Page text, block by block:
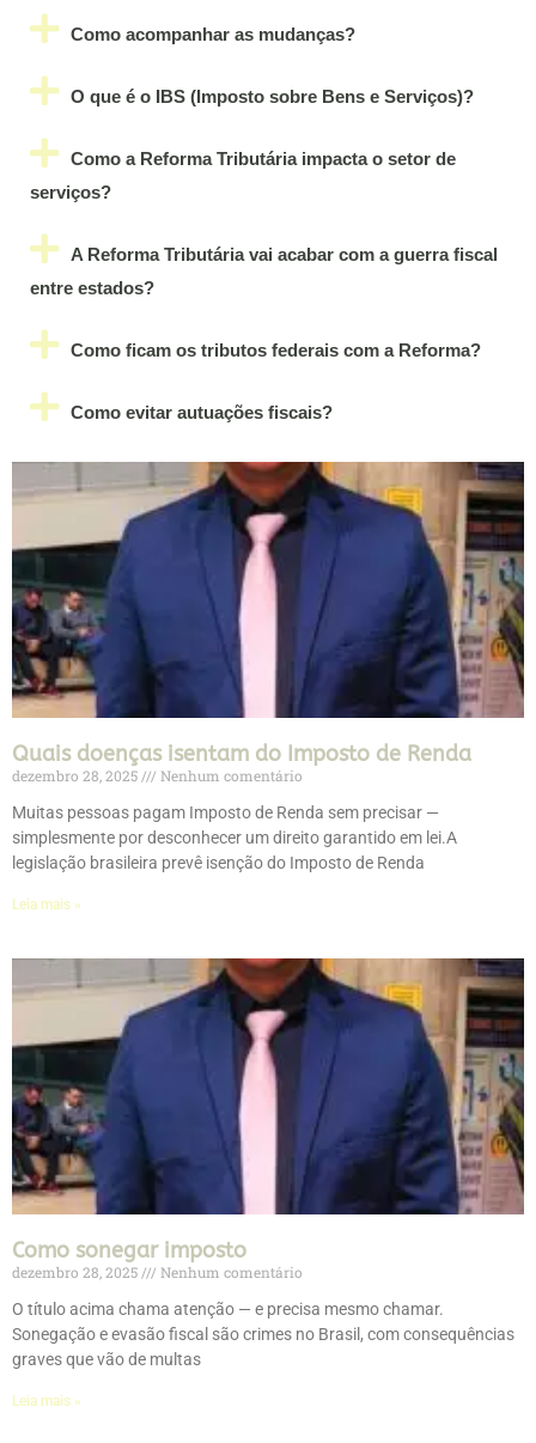
Como acompanhar as mudanças?
O que é o IBS (Imposto sobre Bens e Serviços)?
Como a Reforma Tributária impacta o setor de
serviços?
A Reforma Tributária vai acabar com a guerra fiscal
entre estados?
Como ficam os tributos federais com a Reforma?
Como evitar autuações fiscais?
Quais doenças isentam do Imposto de Renda
dezembro 28, 2025
Nenhum comentário
Muitas pessoas pagam Imposto de Renda sem precisar —
simplesmente por desconhecer um direito garantido em lei.A
legislação brasileira prevê isenção do Imposto de Renda
Leia mais »
Como sonegar imposto
dezembro 28, 2025
Nenhum comentário
O título acima chama atenção — e precisa mesmo chamar.
Sonegação e evasão fiscal são crimes no Brasil, com consequências
graves que vão de multas
Leia mais »